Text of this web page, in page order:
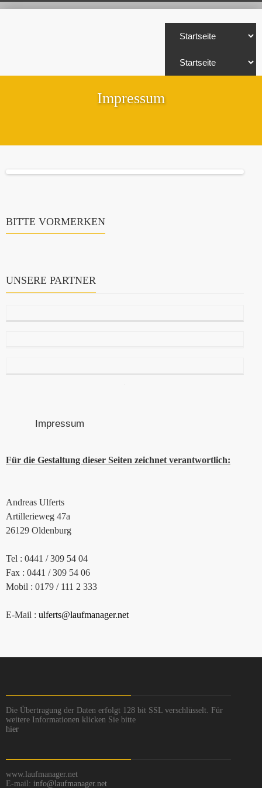
Impressum
BITTE VORMERKEN
UNSERE PARTNER
Impressum
Für die Gestaltung dieser Seiten zeichnet verantwortlich:
Andreas Ulferts
Artillerieweg 47a
26129 Oldenburg
Tel : 0441 / 309 54 04
Fax : 0441 / 309 54 06
Mobil : 0179 / 111 2 333
E-Mail : ulferts@laufmanager.net
Die Übertragung der Daten erfolgt 128 bit SSL verschlüsselt. Für
weitere Informationen klicken Sie bitte
hier
www.laufmanager.net
E-mail: info@laufmanager.net